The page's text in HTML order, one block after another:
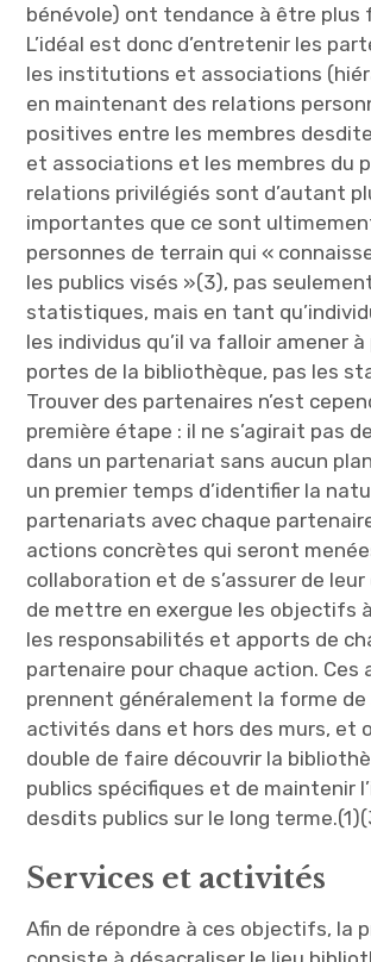
bénévole) ont tendance à être plus
L’idéal est donc d’entretenir les
les institutions et associations
en maintenant des relations
positives entre les membres
et associations et les membres du
relations privilégiés sont d’autant
importantes que ce sont
personnes de terrain qui «
les publics visés »(3), pas
statistiques, mais en tant
les individus qu’il va falloir amener
portes de la bibliothèque, pas les
Trouver des partenaires n’est
première étape : il ne s’agirait pas
dans un partenariat sans aucun
un premier temps d’identifier la
partenariats avec chaque
actions concrètes qui seront
collaboration et de s’assurer de
de mettre en exergue les objectifs
les responsabilités et apports de
partenaire pour chaque action. Ces
prennent généralement la forme
activités dans et hors des murs, et
double de faire découvrir la
publics spécifiques et de maintenir
desdits publics sur le long
Services et activités
Afin de répondre à ces objectifs, la